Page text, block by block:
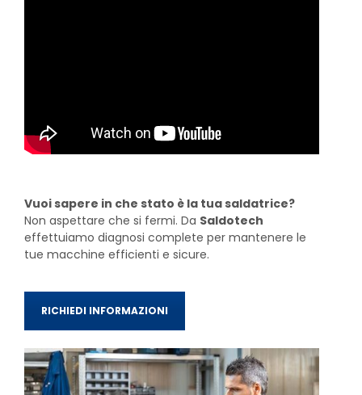
Vuoi sapere in che stato è la tua saldatrice?
Non aspettare che si fermi. Da Saldotech
effettuiamo diagnosi complete per mantenere le
tue macchine efficienti e sicure.
RICHIEDI INFORMAZIONI